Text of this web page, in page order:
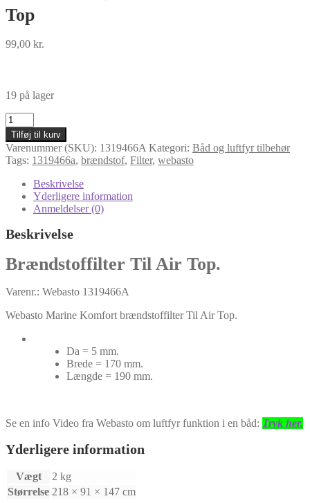
Top
99,00 kr.
19 på lager
1319466A
-
Brændstoffilter.
Til
Air
antal
Tilføj til kurv
Varenummer (SKU): 1319466A Kategori: Båd og luftfyr tilbehør
Tags: 1319466a, brændstof, Filter, webasto
Beskrivelse
Yderligere information
Anmeldelser (0)
Beskrivelse
Brændstoffilter Til Air Top.
Varenr.: Webasto 1319466A
Webasto Marine Komfort brændstoffilter Til Air Top.
Da = 5 mm.
Brede = 170 mm.
Længde = 190 mm.
Se en info Video fra Webasto om luftfyr funktion i en båd: Tryk her.
Yderligere information
Vægt
2 kg
Størrelse 218 × 91 × 147 cm